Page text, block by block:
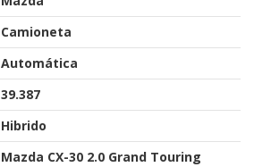
Camioneta
Automática
39.387
Hibrido
Mazda CX-30 2.0 Grand Touring